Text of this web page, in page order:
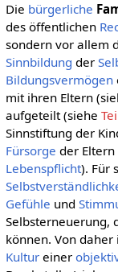
Die bürgerliche
des öffentlichen
sondern vor allem
Sinnbildung der
Bildungsvermögen
mit ihren Eltern
aufgeteilt (siehe
Sinnstiftung der
Fürsorge der
Lebenspflicht). Für
Gefühle und
Selbsterneuerung,
können. Von daher
Kultureiner